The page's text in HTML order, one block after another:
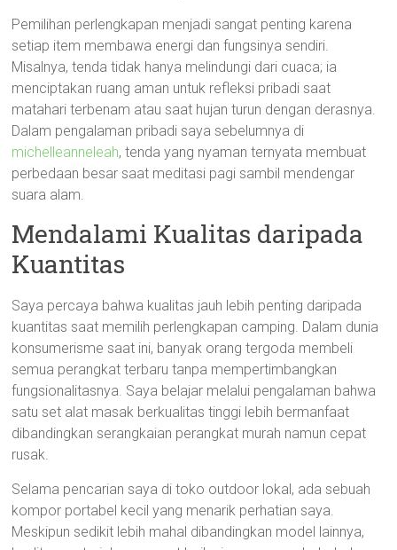
Pemilihan perlengkapan menjadi sangat penting karena
setiap item membawa energi dan fungsinya sendiri.
Misalnya, tenda tidak hanya melindungi dari cuaca; ia
menciptakan ruang aman untuk refleksi pribadi saat
matahari terbenam atau saat hujan turun dengan derasnya.
Dalam pengalaman pribadi saya sebelumnya di
michelleanneleah, tenda yang nyaman ternyata membuat
perbedaan besar saat meditasi pagi sambil mendengar
suara alam.
Mendalami Kualitas daripada
Kuantitas
Saya percaya bahwa kualitas jauh lebih penting daripada
kuantitas saat memilih perlengkapan camping. Dalam dunia
konsumerisme saat ini, banyak orang tergoda membeli
semua perangkat terbaru tanpa mempertimbangkan
fungsionalitasnya. Saya belajar melalui pengalaman bahwa
satu set alat masak berkualitas tinggi lebih bermanfaat
dibandingkan serangkaian perangkat murah namun cepat
rusak.
Selama pencarian saya di toko outdoor lokal, ada sebuah
kompor portabel kecil yang menarik perhatian saya.
Meskipun sedikit lebih mahal dibandingkan model lainnya,